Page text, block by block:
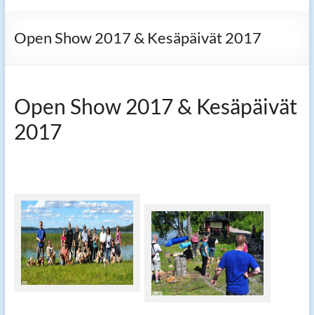
Open Show 2017 & Kesäpäivät 2017
Open Show 2017 & Kesäpäivät
2017
Kuvat Anna Räsänen